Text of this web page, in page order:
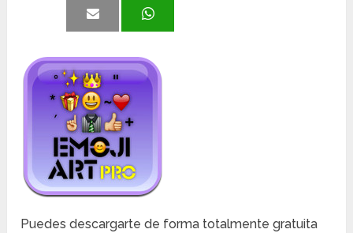
Puedes descargarte de forma totalmente gratuita